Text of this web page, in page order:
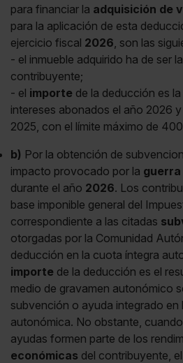
para financiar la adquisición de
para la aplicación de esta
ejercicio fiscal 2026, son las
- el inmueble adquirido ha de ser la
contribuyente;
- el importe de la deducción es
intereses abonados el año 2026
2025, con el límite máximo de
b) Por la obtención de
impacto provocado por la
durante el año 2026. Los
base imponible general del
correspondiente a las citadas
otorgadas por la Comunidad
deducción en la cuota íntegra
importe de la deducción es el
medio de gravamen autonómico
subvención o ayuda integrado en
autonómica. No obstante,
ayudas formen parte de los
económicas del contribuyente,